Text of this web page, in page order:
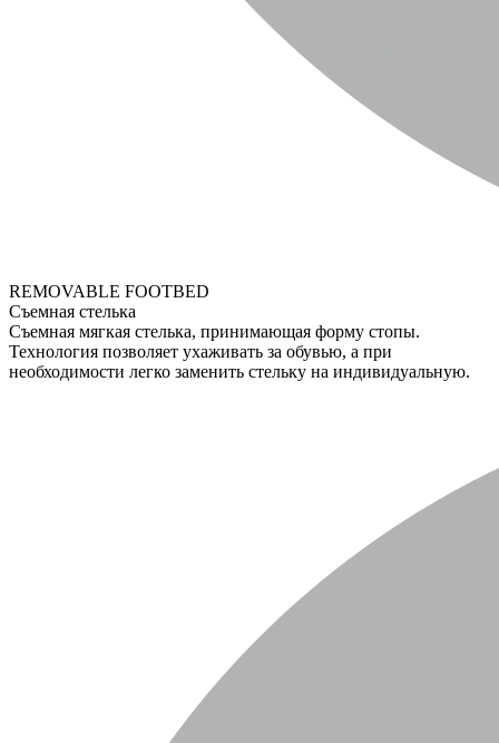
REMOVABLE FOOTBED
Съемная стелька
Съемная мягкая стелька, принимающая форму стопы.
Технология позволяет ухаживать за обувью, а при
необходимости легко заменить стельку на индивидуальную.